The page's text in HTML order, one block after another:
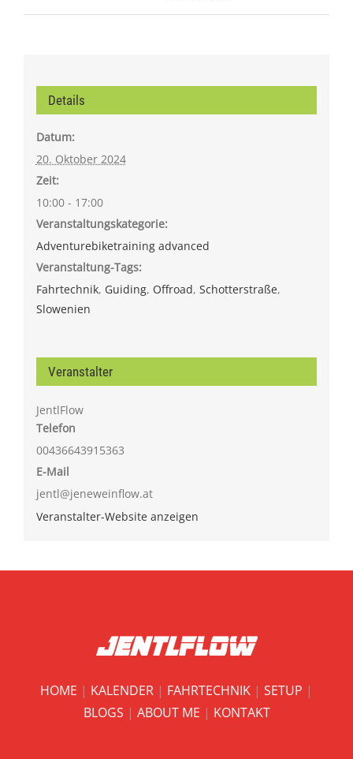
Details
Datum:
20. Oktober 2024
Zeit:
10:00 - 17:00
Veranstaltungskategorie:
Adventurebiketraining advanced
Veranstaltung-Tags:
Fahrtechnik, Guiding, Offroad, Schotterstraße,
Slowenien
Veranstalter
JentlFlow
Telefon
00436643915363
E-Mail
jentl@jeneweinflow.at
Veranstalter-Website anzeigen
HOME | KALENDER | FAHRTECHNIK | SETUP |
BLOGS | ABOUT ME | KONTAKT